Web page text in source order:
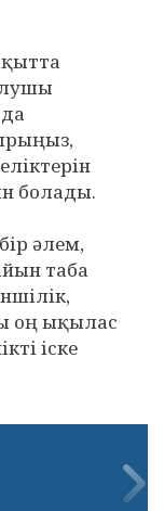
болады.
әлем,
таба
оң ықылас
іске